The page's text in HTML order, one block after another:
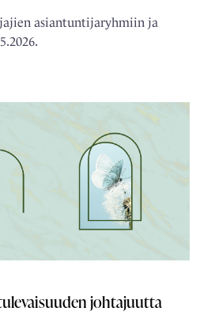
asiantuntijaryhmiin ja
johtajuutta